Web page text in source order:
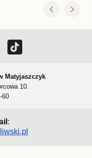
Matyjaszczyk
10.
60
: